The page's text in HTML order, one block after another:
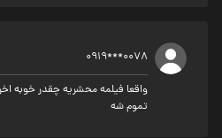
0919***0078
واقعا فیلمه محشریه چقدر خوبه
تموم شه